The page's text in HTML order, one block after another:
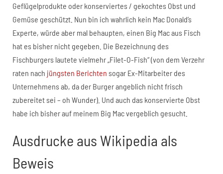
Geflügelprodukte oder konserviertes / gekochtes Obst und
Gemüse geschützt. Nun bin ich wahrlich kein Mac Donald’s
Experte, würde aber mal behaupten, einen Big Mac aus Fisch
hat es bisher nicht gegeben. Die Bezeichnung des
Fischburgers lautete vielmehr „Filet-O-Fish“ (von dem Verzehr
raten nach jüngsten Berichten sogar Ex-Mitarbeiter des
Unternehmens ab, da der Burger angeblich nicht frisch
zubereitet sei – oh Wunder). Und auch das konservierte Obst
habe ich bisher auf meinem Big Mac vergeblich gesucht.
Ausdrucke aus Wikipedia als
Beweis